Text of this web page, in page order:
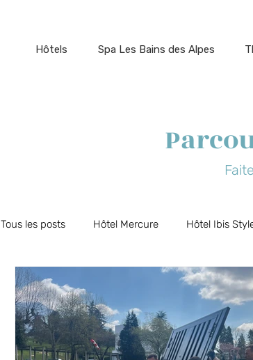
Hôtels Spa Les Bains des Alpes
Tous les posts Hôtel Mercure Hôtel Ibis
Offres du moment Restaurant Biõz
Collaborateurs Spa Nuxe Vos